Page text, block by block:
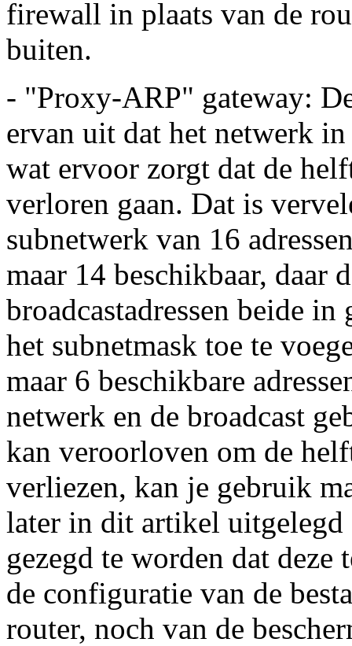
firewall in plaats van de
buiten.
- "Proxy-ARP" gateway:
ervan uit dat het netwerk
wat ervoor zorgt dat de
verloren gaan. Dat is
subnetwerk van 16
maar 14 beschikbaar, daar
broadcastadressen beide
het subnetmask toe te
maar 6 beschikbare
netwerk en de broadcast
kan veroorloven om de
verliezen, kan je gebruik
later in dit artikel uitgelegd
gezegd te worden dat
de configuratie van de
router, noch van de